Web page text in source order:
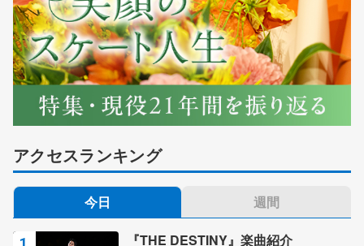
アクセスランキング
今日 週間
『THE DESTINY』楽曲紹介